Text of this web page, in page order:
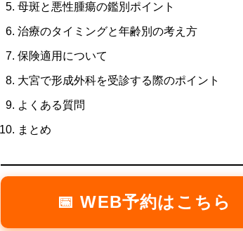
母斑と悪性腫瘍の鑑別ポイント
治療のタイミングと年齢別の考え方
保険適用について
大宮で形成外科を受診する際のポイント
よくある質問
まとめ
📅 WEB予約はこちら